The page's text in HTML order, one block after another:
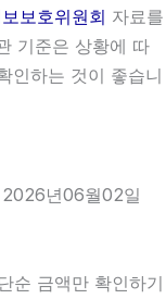
보호위원회 자료를
기준은 상황에 따
인하는 것이 좋습니
2026년06월02일
순 금액만 확인하기